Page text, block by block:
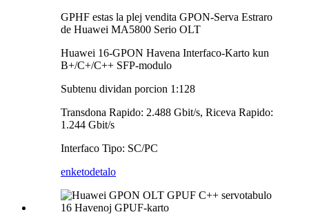
GPHF estas la plej vendita GPON-Serva Estraro
de Huawei MA5800 Serio OLT
Huawei 16-GPON Havena Interfaco-Karto kun
B+/C+/C++ SFP-modulo
Subtenu dividan porcion 1:128
Transdona Rapido: 2.488 Gbit/s, Riceva Rapido:
1.244 Gbit/s
Interfaco Tipo: SC/PC
enketodetalo